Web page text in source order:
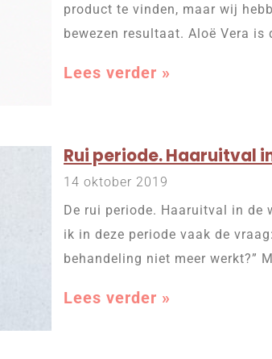
product te vinden, maar wij
bewezen resultaat. Aloë Vera
Lees verder »
Rui periode. Haaruitval
14 oktober 2019
De rui periode. Haaruitval in de
ik in deze periode vaak de
behandeling niet meer werkt?”
Lees verder »